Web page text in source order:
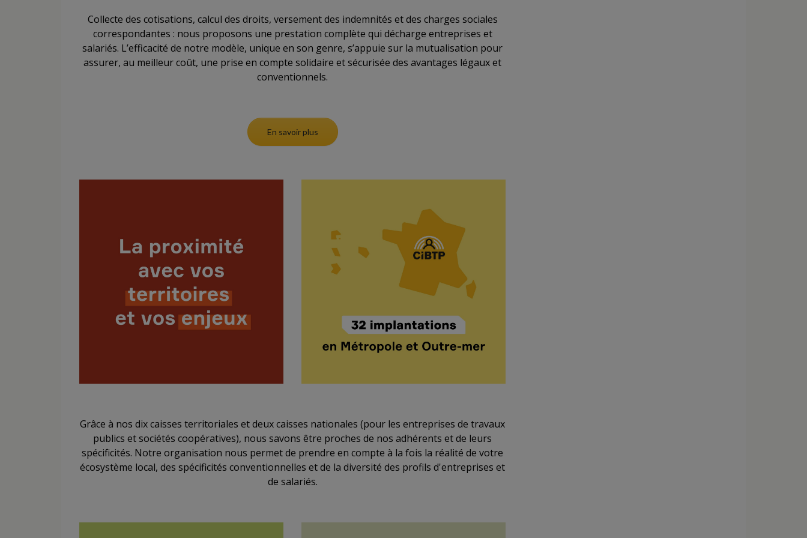
Collecte des cotisations, calcul des droits, versement des indemnités et des charges sociales
correspondantes : nous proposons une prestation complète qui décharge entreprises et
salariés. L’efficacité de notre modèle, unique en son genre, s’appuie sur la mutualisation pour
assurer, au meilleur coût, une prise en compte solidaire et sécurisée des avantages légaux et
conventionnels.
En savoir plus
Grâce à nos dix caisses territoriales et deux caisses nationales (pour les entreprises de travaux
publics et sociétés coopératives), nous savons être proches de nos adhérents et de leurs
spécificités. Notre organisation nous permet de prendre en compte à la fois la réalité de votre
écosystème local, des spécificités conventionnelles et de la diversité des profils d'entreprises et
de salariés.